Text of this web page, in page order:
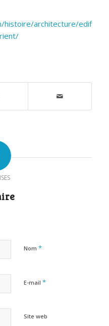
architecture/edifices-
Nom *
E-mail *
Site web